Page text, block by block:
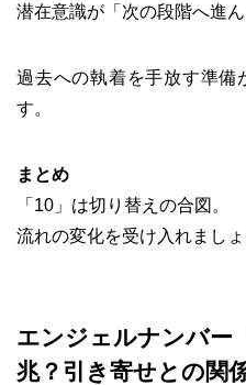
潜在意識が「次の段階へ進
過去への執着を手放す準備
す。
まとめ
「10」は切り替えの合図。
流れの変化を受け入れましょ
エンジェルナンバー
兆？引き寄せとの関